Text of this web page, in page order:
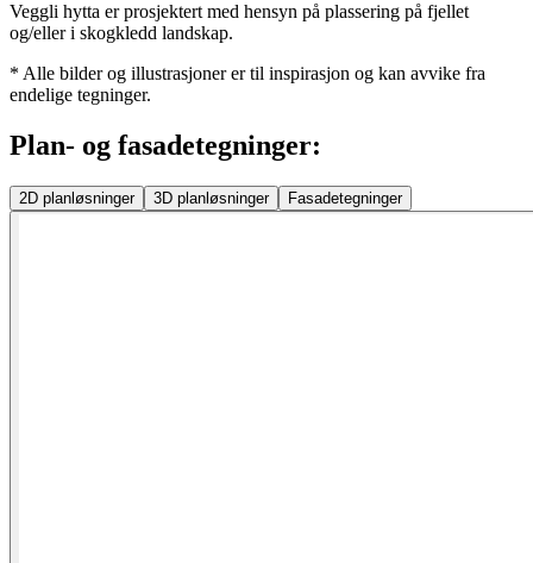
Veggli hytta er prosjektert med hensyn på plassering på fjellet
og/eller i skogkledd landskap.
* Alle bilder og illustrasjoner er til inspirasjon og kan avvike fra
endelige tegninger.
Plan- og fasadetegninger:
2D planløsninger 3D planløsninger Fasadetegninger